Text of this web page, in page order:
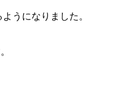
うになりました。